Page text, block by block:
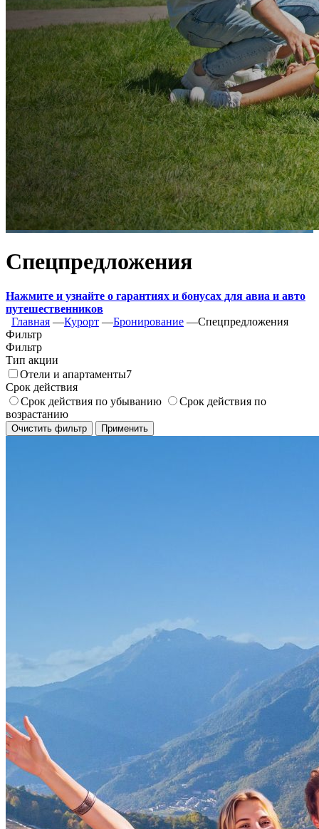
Спецпредложения
Нажмите и узнайте о гарантиях и бонусах для авиа и авто
путешественников
Главная ―Курорт ―Бронирование ―Спецпредложения
Фильтр
Фильтр
Тип акции
Отели и апартаменты7
Срок действия
Срок действия по убыванию
Срок действия по
возрастанию
Очистить фильтр Применить